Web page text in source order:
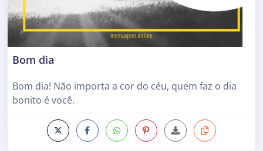
Bom dia
Bom dia! Não importa a cor do céu, quem faz o dia
bonito é você.